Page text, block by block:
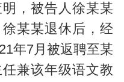
，被告人徐某某
某某退休后，经
年7月被返聘至某
兼该年级语文教